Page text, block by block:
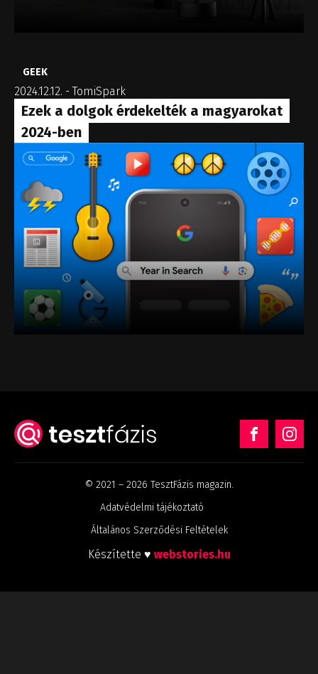
GEEK
2024.12.12. -TomiSpark
Ezek a dolgok érdekelték a magyarokat
2024-ben
© 2021 – 2026 TesztFázis magazin.
Adatvédelmi tájékoztató
Általános Szerződési Feltételek
Készítette ♥ webstories.hu